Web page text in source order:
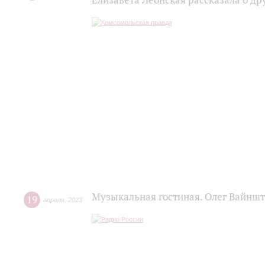
19 апреля 2023 Музыкальная гостиная. Олег